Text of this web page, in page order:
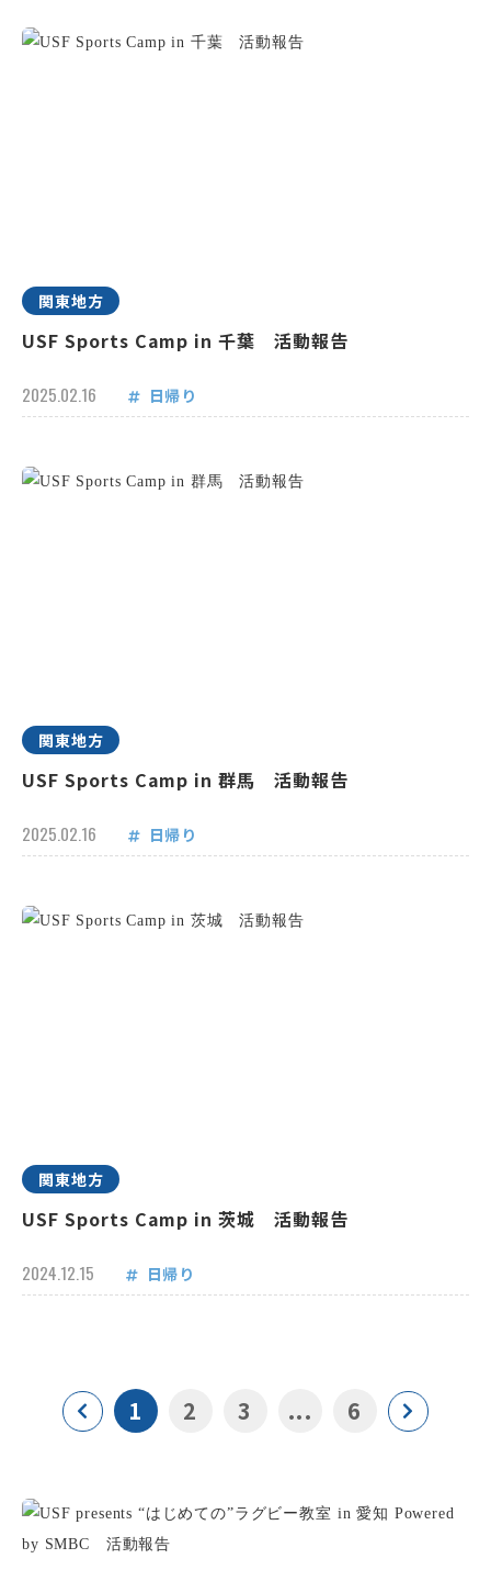
関東地方
USF Sports Camp in 千葉 活動報告
2025.02.16 日帰り
関東地方
USF Sports Camp in 群馬 活動報告
2025.02.16 日帰り
関東地方
USF Sports Camp in 茨城 活動報告
2024.12.15 日帰り
1 2 3 ... 6